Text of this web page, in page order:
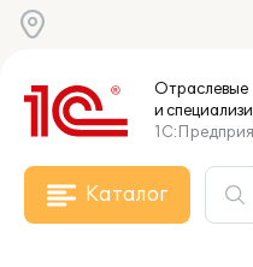
Отраслевые
и
Каталог